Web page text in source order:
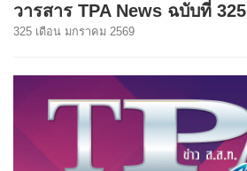
วารสาร TPA News ฉบับที่ 325
325 เดือน มกราคม 2569